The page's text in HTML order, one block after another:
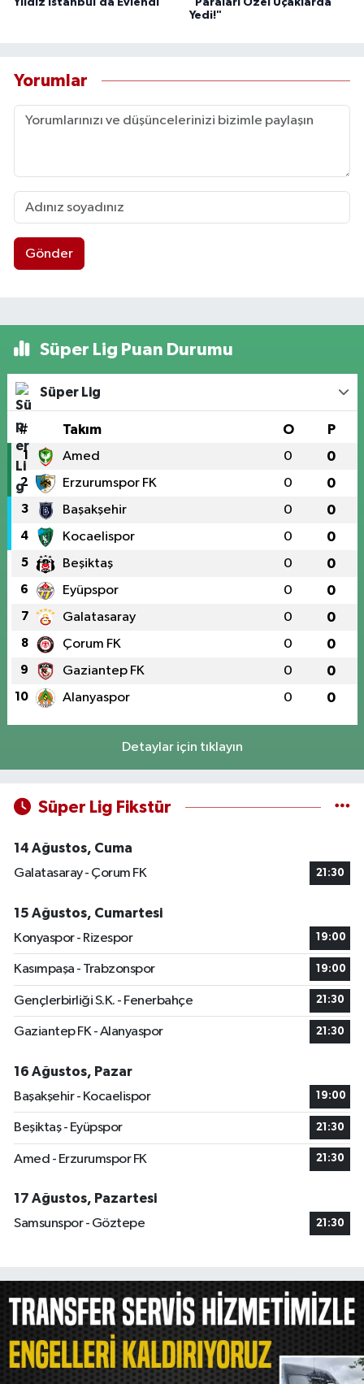
Yıldız İstanbul’da Evlendi
"Paraları Özel Uçaklarda
Yedi!"
Yorumlar
Gönder
Süper Lig Puan Durumu
Süper Lig
# Takım O P
1 Amed 0 0
2 Erzurumspor FK 0 0
3 Başakşehir 0 0
4 Kocaelispor 0 0
5 Beşiktaş 0 0
6 Eyüpspor 0 0
7 Galatasaray 0 0
8 Çorum FK 0 0
9 Gaziantep FK 0 0
10 Alanyaspor 0 0
Detaylar için tıklayın
Süper Lig Fikstür
14 Ağustos, Cuma
Galatasaray - Çorum FK
21:30
15 Ağustos, Cumartesi
Konyaspor - Rizespor
19:00
Kasımpaşa - Trabzonspor 19:00
Gençlerbirliği S.K. - Fenerbahçe 21:30
Gaziantep FK - Alanyaspor 21:30
16 Ağustos, Pazar
Başakşehir - Kocaelispor
19:00
Beşiktaş - Eyüpspor 21:30
Amed - Erzurumspor FK 21:30
17 Ağustos, Pazartesi
Samsunspor - Göztepe
21:30